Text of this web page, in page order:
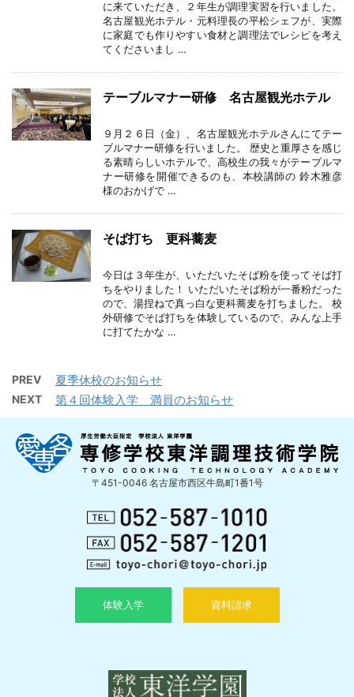
に来ていただき、２年生が調理実習を行いました。
名古屋観光ホテル・元料理長の平松シェフが、実際
に家庭でも作りやすい食材と調理法でレシピを考え
てくださいまし …
テーブルマナー研修 名古屋観光ホテル
９月２６日（金）、名古屋観光ホテルさんにてテー
ブルマナー研修を行いました。 歴史と重厚さを感じ
る素晴らしいホテルで、高校生の我々がテーブルマ
ナー研修を開催できるのも、本校講師の 鈴木雅彦
様のおかげで …
そば打ち 更科蕎麦
今日は３年生が、いただいたそば粉を使ってそば打
ちをやりました！ いただいたそば粉が一番粉だった
ので、湯捏ねで真っ白な更科蕎麦を打ちました。 校
外研修でそば打ちを体験しているので、みんな上手
に打てたかな …
PREV 夏季休校のお知らせ
NEXT 第４回体験入学 満員のお知らせ
〒451-0046 名古屋市西区牛島町1番1号
体験入学 資料請求